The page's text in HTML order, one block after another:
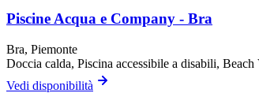
Piscine Acqua e Company - Bra
Bra, Piemonte
Doccia calda, Piscina accessibile a disabili, Beach
Vedi disponibilità